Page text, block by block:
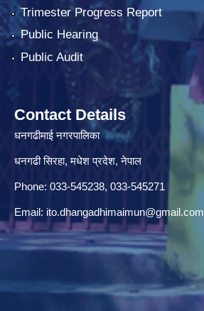
Trimester Progress Report
Public Hearing
Public Audit
Contact Details
धनगढीमाई नगरपालिका
धनगढी सिरहा, मधेश प्रदेश, नेपाल
Phone: 033-545238, 033-545271
Email: ito.dhangadhimaimun@gmail.com